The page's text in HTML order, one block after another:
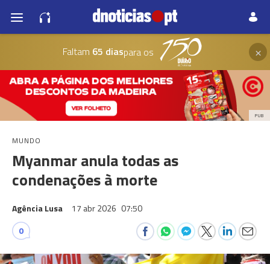
Faltam 65 diaspara os ×
PUB
MUNDO
Myanmar anula todas as
condenações à morte
Agência Lusa 17 abr 2026 07:50
0